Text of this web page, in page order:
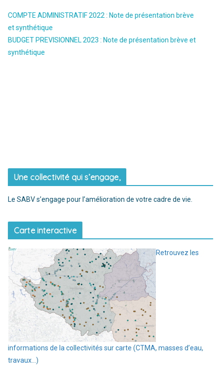
COMPTE ADMINISTRATIF 2022 : Note de présentation brève
et synthétique
BUDGET PREVISIONNEL 2023 : Note de présentation brève et
synthétique
Une collectivité qui s’engage,
Le SABV s’engage pour l’amélioration de votre cadre de vie.
Carte interactive
Retrouvez les
informations de la collectivités sur carte (CTMA, masses d’eau,
travaux…)